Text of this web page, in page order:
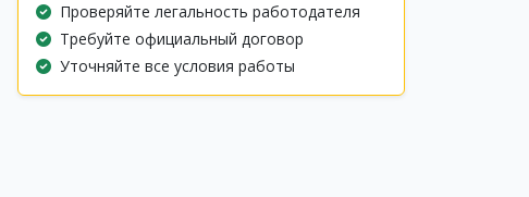
Проверяйте легальность работодателя
Требуйте официальный договор
Уточняйте все условия работы